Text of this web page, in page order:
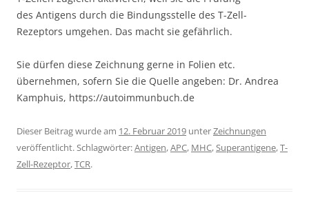
des Antigens durch die Bindungsstelle des T-Zell-
Rezeptors umgehen. Das macht sie gefährlich.
Sie dürfen diese Zeichnung gerne in Folien etc.
übernehmen, sofern Sie die Quelle angeben: Dr. Andrea
Kamphuis, https://autoimmunbuch.de
Dieser Beitrag wurde am 12. Februar 2019 unterZeichnungen
veröffentlicht. Schlagwörter:Antigen,APC, MHC,Superantigene,T-
Zell-Rezeptor,TCR.